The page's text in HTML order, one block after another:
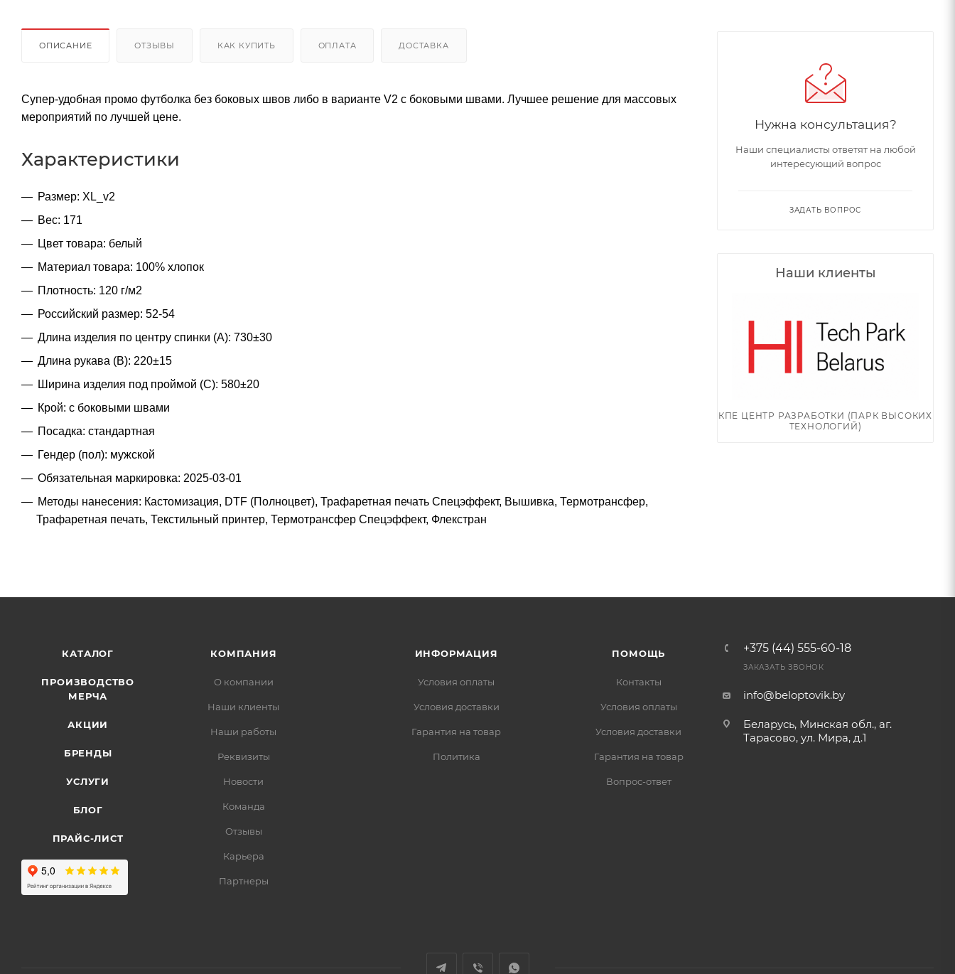
ОПИСАНИЕ ОТЗЫВЫ КАК КУПИТЬ ОПЛАТА ДОСТАВКА
Супер-удобная промо футболка без боковых швов либо в варианте V2 с боковыми швами. Лучшее решение для массовых
мероприятий по лучшей цене.
Характеристики
Размер: XL_v2
Вес: 171
Цвет товара: белый
Материал товара: 100% хлопок
Плотность: 120 г/м2
Российский размер: 52-54
Длина изделия по центру спинки (A): 730±30
Длина рукава (B): 220±15
Ширина изделия под проймой (С): 580±20
Крой: с боковыми швами
Посадка: стандартная
Гендер (пол): мужской
Обязательная маркировка: 2025-03-01
Методы нанесения: Кастомизация, DTF (Полноцвет), Трафаретная печать Спецэффект, Вышивка, Термотрансфер,
Трафаретная печать, Текстильный принтер, Термотрансфер Спецэффект, Флекстран
Нужна консультация?
Наши специалисты ответят на любой
интересующий вопрос
ЗАДАТЬ ВОПРОС
Наши клиенты
КПЕ ЦЕНТР РАЗРАБОТКИ (ПАРК ВЫСОКИХ
ТЕХНОЛОГИЙ)
КАТАЛОГ
ПРОИЗВОДСТВО
МЕРЧА
АКЦИИ
БРЕНДЫ
УСЛУГИ
БЛОГ
ПРАЙС-ЛИСТ
КОМПАНИЯ
О компании
Наши клиенты
Наши работы
Реквизиты
Новости
Команда
Отзывы
Карьера
Партнеры
ИНФОРМАЦИЯ
Условия оплаты
Условия доставки
Гарантия на товар
Политика
ПОМОЩЬ
Контакты
Условия оплаты
Условия доставки
Гарантия на товар
Вопрос-ответ
+375 (44) 555-60-18
ЗАКАЗАТЬ ЗВОНОК
info@beloptovik.by
Беларусь, Минская обл., аг.
Тарасово, ул. Мира, д.1